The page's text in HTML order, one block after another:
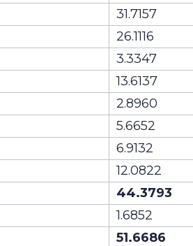
31.7157
26.1116
3.3347
13.6137
2.8960
5.6652
6.9132
12.0822
44.3793
1.6852
51.6686